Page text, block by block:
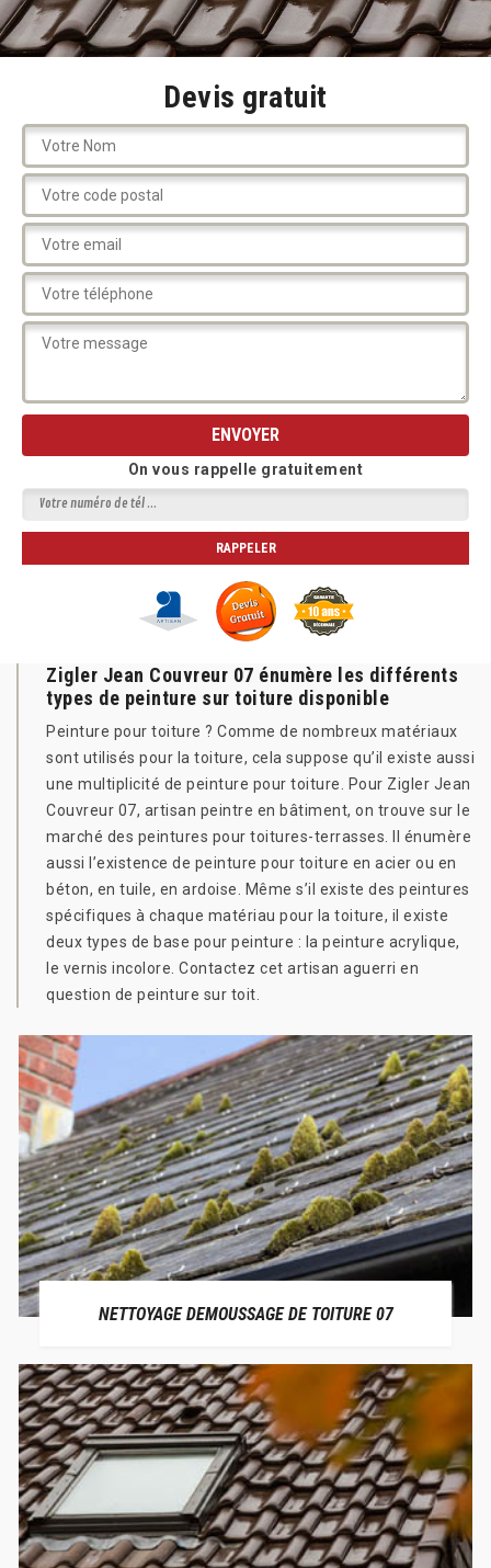
Devis gratuit
On vous rappelle gratuitement
Zigler Jean Couvreur 07 énumère les différents
types de peinture sur toiture disponible
Peinture pour toiture ? Comme de nombreux matériaux
sont utilisés pour la toiture, cela suppose qu’il existe aussi
une multiplicité de peinture pour toiture. Pour Zigler Jean
Couvreur 07, artisan peintre en bâtiment, on trouve sur le
marché des peintures pour toitures-terrasses. Il énumère
aussi l’existence de peinture pour toiture en acier ou en
béton, en tuile, en ardoise. Même s’il existe des peintures
spécifiques à chaque matériau pour la toiture, il existe
deux types de base pour peinture : la peinture acrylique,
le vernis incolore. Contactez cet artisan aguerri en
question de peinture sur toit.
NETTOYAGE DEMOUSSAGE DE TOITURE 07